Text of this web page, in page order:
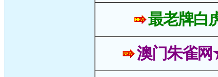
最老牌白
澳门朱雀